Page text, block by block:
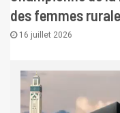
des femmes
16 juillet 2026